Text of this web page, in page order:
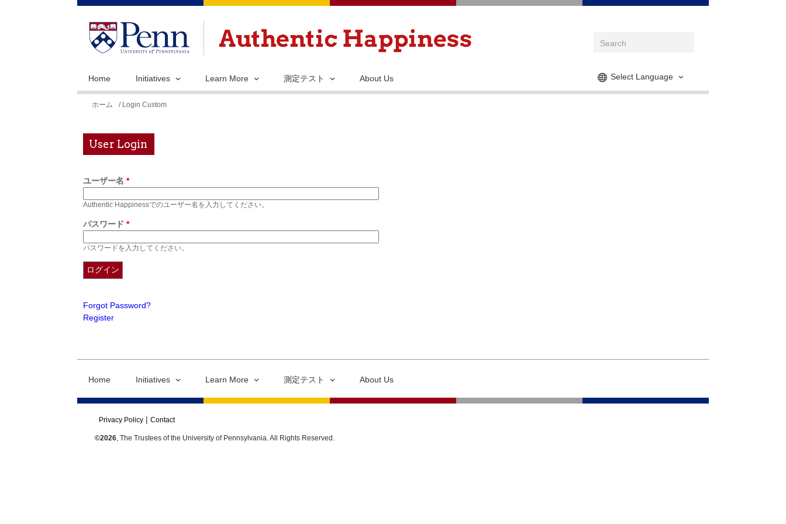
メ
ン
テ
Select Language
Home Initiatives Learn More 測定テスト About Us
現
地
ホーム / Login Custom
User Login
ユーザー名 *
Authentic Happinessでのユーザー名を入力してください。
パスワード *
パスワードを入力してください。
Forgot Password?
Register
Home Initiatives Learn More 測定テスト About Us
Privacy Policy Contact
©2026, The Trustees of the University of Pennsylvania. All Rights Reserved.